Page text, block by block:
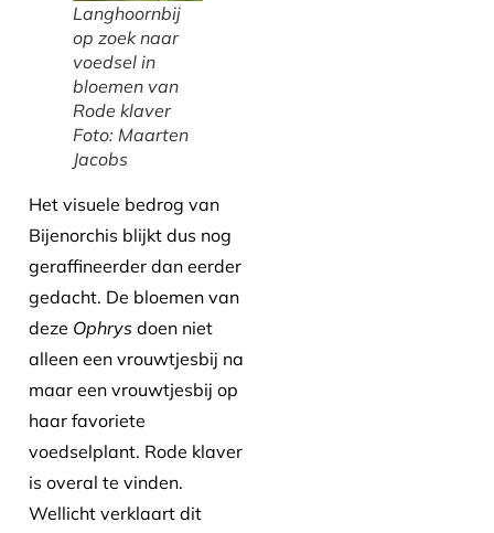
Langhoornbij
op zoek naar
voedsel in
bloemen van
Rode klaver
Foto: Maarten
Jacobs
Het visuele bedrog van
Bijenorchis blijkt dus nog
geraffineerder dan eerder
gedacht. De bloemen van
deze Ophrys doen niet
alleen een vrouwtjesbij na
maar een vrouwtjesbij op
haar favoriete
voedselplant. Rode klaver
is overal te vinden.
Wellicht verklaart dit